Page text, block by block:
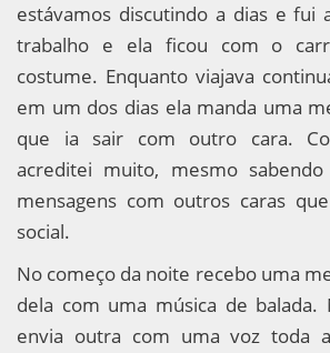
estávamos discutindo a dias e fui
trabalho e ela ficou com o
costume. Enquanto viajava
em um dos dias ela manda uma
que ia sair com outro cara.
acreditei muito, mesmo
mensagens com outros caras
social.
No começo da noite recebo uma
dela com uma música de balada.
envia outra com uma voz toda